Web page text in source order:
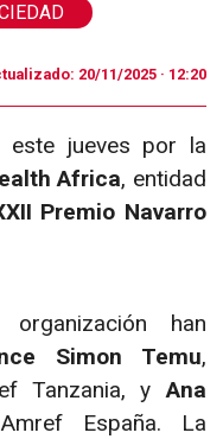
20/11/2025 · 12:20
este jueves por la
Africa, entidad
Premio Navarro
han
Simon Temu,
Tanzania, yAna
España. La